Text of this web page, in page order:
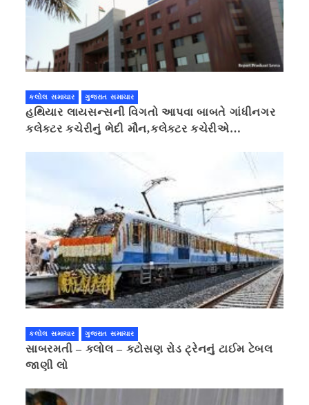
કલોલ સમાચાર ગુજરાત સમાચાર
હથિયાર લાયસન્સની વિગતો આપવા બાબતે ગાંધીનગર
કલેક્ટર કચેરીનું ભેદી મૌન,કલેક્ટર કચેરીએ
કલોલ સમાચાર ગુજરાત સમાચાર
સાબરમતી – કલોલ – કટોસણ રોડ ટ્રેનનું ટાઈમ ટેબલ
જાણી લો